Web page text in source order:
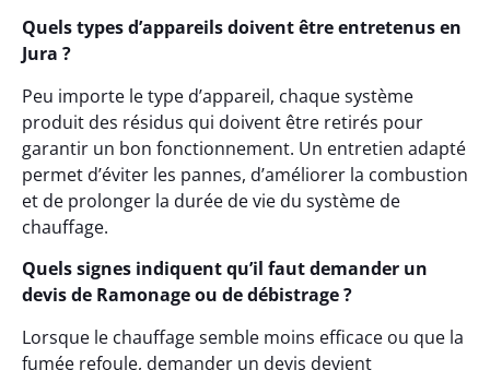
Quels types d’appareils doivent être entretenus en
Jura ?
Peu importe le type d’appareil, chaque système
produit des résidus qui doivent être retirés pour
garantir un bon fonctionnement. Un entretien adapté
permet d’éviter les pannes, d’améliorer la combustion
et de prolonger la durée de vie du système de
chauffage.
Quels signes indiquent qu’il faut demander un
devis de Ramonage ou de débistrage ?
Lorsque le chauffage semble moins efficace ou que la
fumée refoule, demander un devis devient